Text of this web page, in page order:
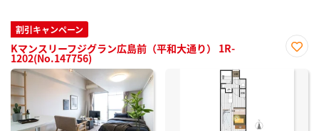
割引キャンペーン
Kマンスリーフジグラン広島前（平和大通り） 1R-
1202(No.147756)
に入